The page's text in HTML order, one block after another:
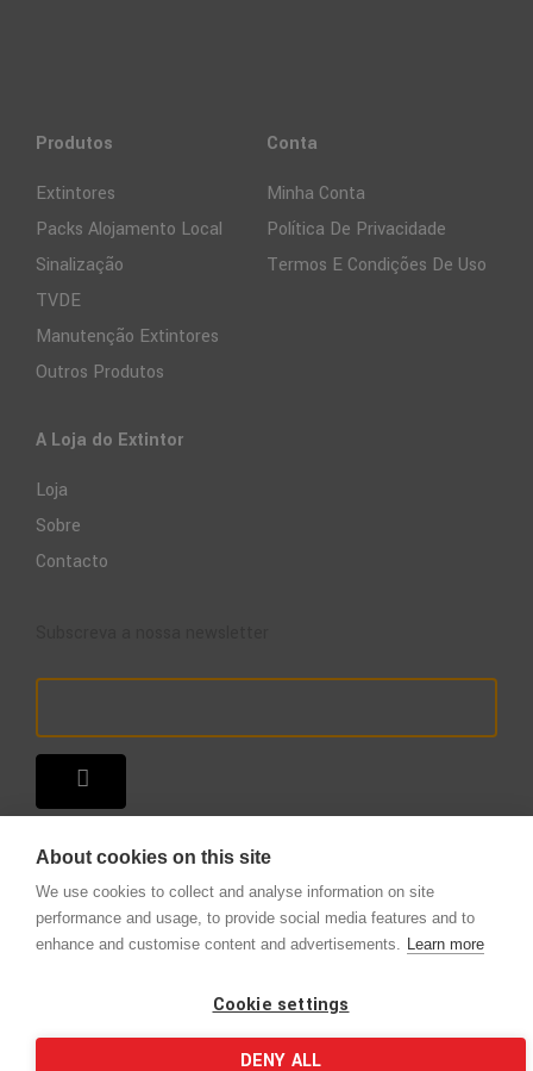
Produtos
Extintores
Packs Alojamento Local
Sinalização
TVDE
Manutenção Extintores
Outros Produtos
Conta
Minha Conta
Política De Privacidade
Termos E Condições De Uso
A Loja do Extintor
Loja
Sobre
Contacto
Copyright © 2025 – A Loja do Extintor .Todos os direitos reservados.
About cookies on this site
We use cookies to collect and analyse information on site
performance and usage, to provide social media features and to
enhance and customise content and advertisements. Learn more
Cookie settings
DENY ALL